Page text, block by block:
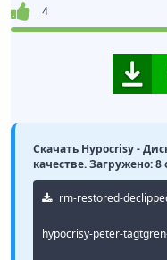
4
Скачать Hypocrisy -
качестве. Загружено: 8
rm-restored-
hypocrisy-peter-